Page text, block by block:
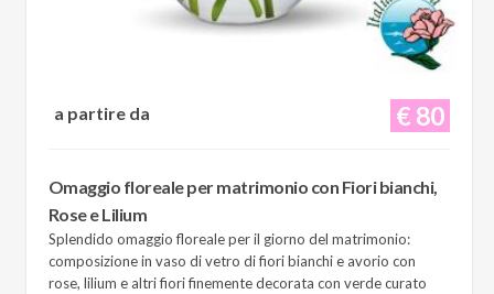
€ 80
a partire da
Omaggio floreale per matrimonio con Fiori bianchi,
Rose e Lilium
Splendido omaggio floreale per il giorno del matrimonio:
composizione in vaso di vetro di fiori bianchi e avorio con
rose, lilium e altri fiori finemente decorata con verde curato